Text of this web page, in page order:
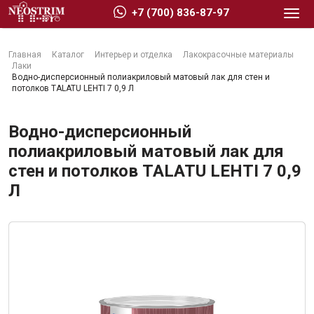
Главная Каталог Интерьер и отделка
Лакокрасочные материалы
Лаки
Водно-дисперсионный полиакриловый матовый лак для стен и
потолков TALATU LEHTI 7 0,9 Л
Водно-дисперсионный
полиакриловый матовый лак для
стен и потолков TALATU LEHTI 7 0,9
Л
+7 (700) 836-87-97
Стройматериалы
Сухие строительные смеси